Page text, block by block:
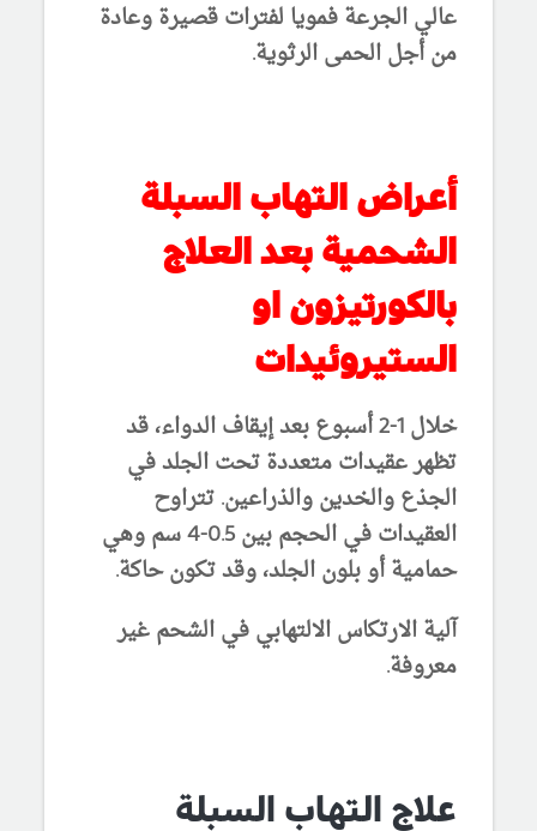
عالي الجرعة فمويا لفترات قصيرة وعادة
من أجل الحمى الرثوية.
أعراض التهاب السبلة
الشحمية بعد العلاج
بالكورتيزون او
الستيروئيدات
خلال 1-2 أسبوع بعد إيقاف الدواء، قد
تظهر عقيدات متعددة تحت الجلد في
الجذع والخدين والذراعين. تتراوح
العقيدات في الحجم بين 0.5-4 سم وهي
حمامية أو بلون الجلد، وقد تكون حاكة.
آلية الارتكاس الالتهابي في الشحم غير
معروفة.
علاج التهاب السبلة